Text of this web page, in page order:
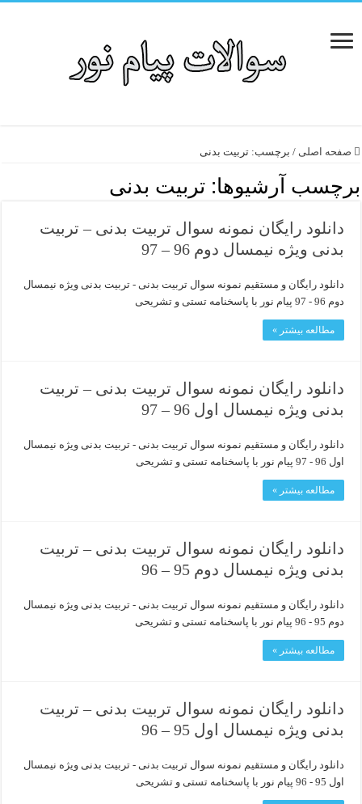
صفحه اصلی / برچسب:تربیت بدنی
برچسب آرشیوها:تربیت بدنی
دانلود رایگان نمونه سوال تربیت بدنی – تربیت
بدنی ویژه نیمسال دوم 96 – 97
دانلود رایگان و مستقیم نمونه سوال تربیت بدنی - تربیت بدنی ویژه نیمسال
دوم 96 - 97 پیام نور با پاسخنامه تستی و تشریحی
مطالعه بیشتر »
دانلود رایگان نمونه سوال تربیت بدنی – تربیت
بدنی ویژه نیمسال اول 96 – 97
دانلود رایگان و مستقیم نمونه سوال تربیت بدنی - تربیت بدنی ویژه نیمسال
اول 96 - 97 پیام نور با پاسخنامه تستی و تشریحی
مطالعه بیشتر »
دانلود رایگان نمونه سوال تربیت بدنی – تربیت
بدنی ویژه نیمسال دوم 95 – 96
دانلود رایگان و مستقیم نمونه سوال تربیت بدنی - تربیت بدنی ویژه نیمسال
دوم 95 - 96 پیام نور با پاسخنامه تستی و تشریحی
مطالعه بیشتر »
دانلود رایگان نمونه سوال تربیت بدنی – تربیت
بدنی ویژه نیمسال اول 95 – 96
دانلود رایگان و مستقیم نمونه سوال تربیت بدنی - تربیت بدنی ویژه نیمسال
اول 95 - 96 پیام نور با پاسخنامه تستی و تشریحی